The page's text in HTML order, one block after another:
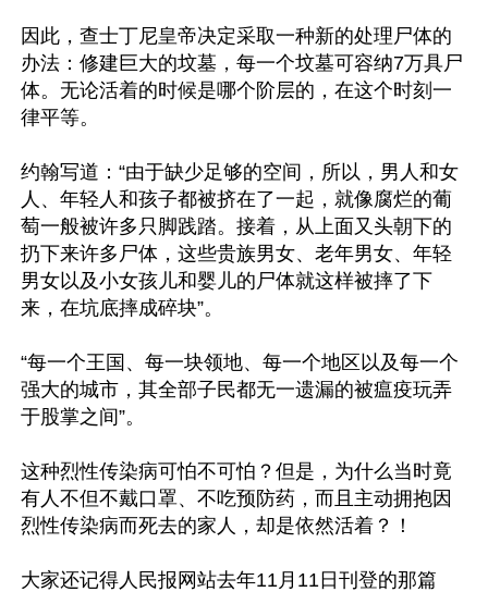
因此，查士丁尼皇帝决定采取一种新的处理尸体的
办法：修建巨大的坟墓，每一个坟墓可容纳7万具尸
体。无论活着的时候是哪个阶层的，在这个时刻一
律平等。
约翰写道：“由于缺少足够的空间，所以，男人和女
人、年轻人和孩子都被挤在了一起，就像腐烂的葡
萄一般被许多只脚践踏。接着，从上面又头朝下的
扔下来许多尸体，这些贵族男女、老年男女、年轻
男女以及小女孩儿和婴儿的尸体就这样被摔了下
来，在坑底摔成碎块”。
“每一个王国、每一块领地、每一个地区以及每一个
强大的城市，其全部子民都无一遗漏的被瘟疫玩弄
于股掌之间”。
这种烈性传染病可怕不可怕？但是，为什么当时竟
有人不但不戴口罩、不吃预防药，而且主动拥抱因
烈性传染病而死去的家人，却是依然活着？！
大家还记得人民报网站去年11月11日刊登的那篇